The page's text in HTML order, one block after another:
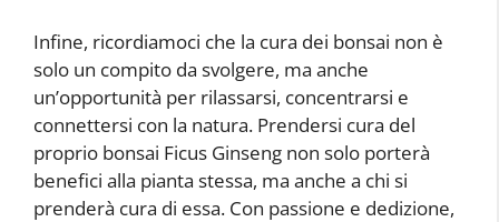
Infine, ricordiamoci che la cura dei bonsai non è
solo un compito da svolgere, ma anche
un’opportunità per rilassarsi, concentrarsi e
connettersi con la natura. Prendersi cura del
proprio bonsai Ficus Ginseng non solo porterà
benefici alla pianta stessa, ma anche a chi si
prenderà cura di essa. Con passione e dedizione,